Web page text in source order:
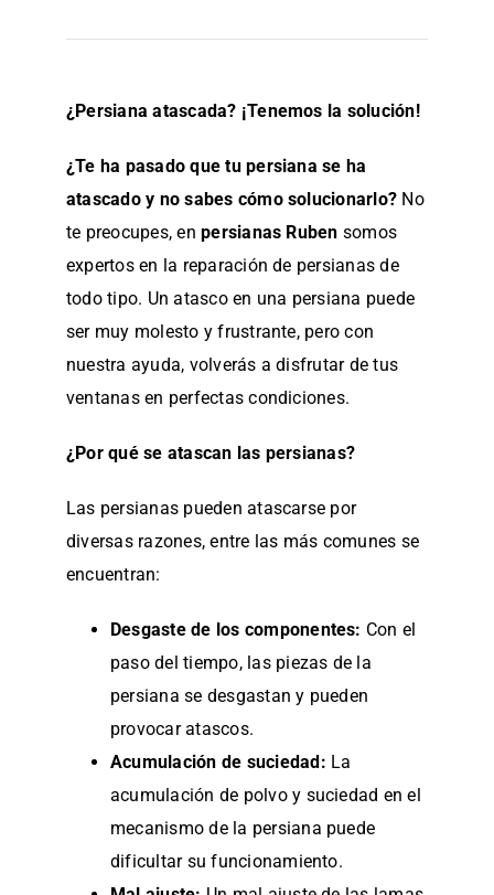
¿Persiana atascada? ¡Tenemos la solución!
¿Te ha pasado que tu persiana se ha
atascado y no sabes cómo solucionarlo? No
te preocupes, enpersianas Ruben somos
expertos en la reparación de persianas de
todo tipo. Un atasco en una persiana puede
ser muy molesto y frustrante, pero con
nuestra ayuda, volverás a disfrutar de tus
ventanas en perfectas condiciones.
¿Por qué se atascan las persianas?
Las persianas pueden atascarse por
diversas razones, entre las más comunes se
encuentran:
Desgaste de los componentes: Con el
paso del tiempo, las piezas de la
persiana se desgastan y pueden
provocar atascos.
Acumulación de suciedad: La
acumulación de polvo y suciedad en el
mecanismo de la persiana puede
dificultar su funcionamiento.